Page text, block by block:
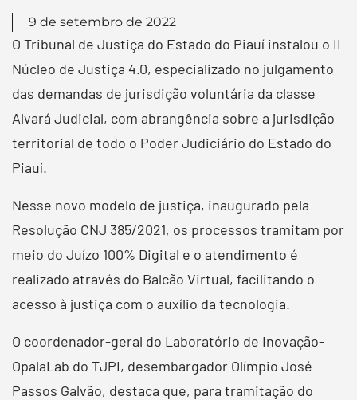
9 de setembro de 2022
O Tribunal de Justiça do Estado do Piauí instalou o II
Núcleo de Justiça 4.0, especializado no julgamento
das demandas de jurisdição voluntária da classe
Alvará Judicial, com abrangência sobre a jurisdição
territorial de todo o Poder Judiciário do Estado do
Piauí.
Nesse novo modelo de justiça, inaugurado pela
Resolução CNJ 385/2021, os processos tramitam por
meio do Juízo 100% Digital e o atendimento é
realizado através do Balcão Virtual, facilitando o
acesso à justiça com o auxílio da tecnologia.
O coordenador-geral do Laboratório de Inovação-
OpalaLab do TJPI, desembargador Olímpio José
Passos Galvão, destaca que, para tramitação do